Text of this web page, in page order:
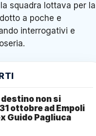
squadra lottava per la
a poche e
interrogativi e
non si
ottobre ad Empoli
Guido Pagliuca